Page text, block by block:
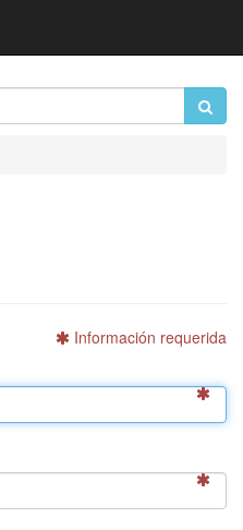
Información requerida